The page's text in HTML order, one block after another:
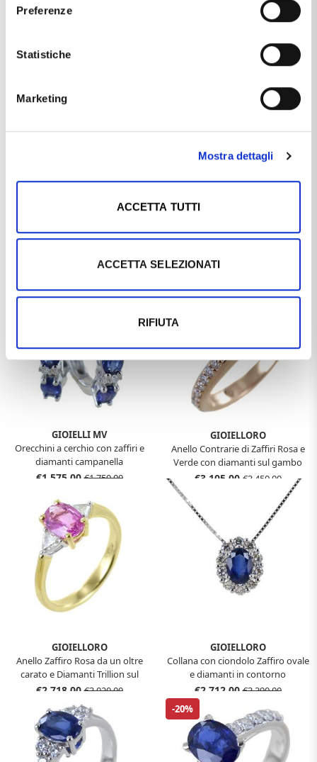
Preferenze
Statistiche
Marketing
Mostra dettagli
ACCETTA TUTTI
ACCETTA SELEZIONATI
RIFIUTA
GIOIELLORO
€940,00
GIOIELLORO
Anello con Zaffiro a Goccia e
€1.660,00
Anello Rosetta con Zaffiro ovale e
€1.325,00
Anello con Zaffiro ovale e doppia
€1.200,00
GIOIELLI MV
Orecchini a cerchio con zaffiri e
diamanti campanella
€1.575,00€1.750,00
GIOIELLORO
Anello Contrarie di Zaffiri Rosa e
Verde con diamanti sul gambo
€3.105,00 €3.450,00
GIOIELLORO
Anello Zaffiro Rosa da un oltre
carato e Diamanti Trillion sul
gambo
€2.718,00€3.020,00
GIOIELLORO
Collana con ciondolo Zaffiro ovale
e diamanti in contorno
€2.712,00€3.390,00
-20%